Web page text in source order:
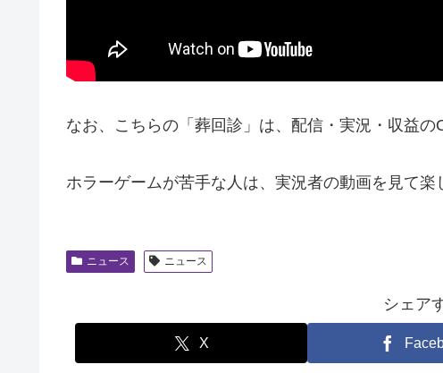
なお、こちらの「葬回診」は、配信・実況・収益の
ホラーゲームが苦手な人は、実況者の動画を見て楽
ニュース ニュース
シェア
X